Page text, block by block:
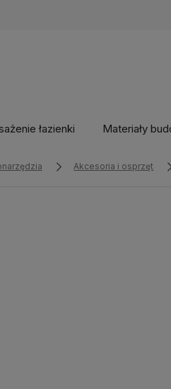
łazienki Materiały
Akcesoria i osprzęt